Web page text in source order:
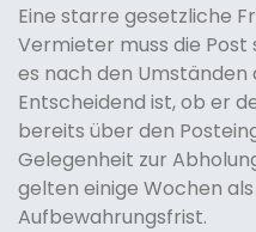
Eine starre gesetzliche
Vermieter muss die
es nach den Umständen
Entscheidend ist, ob er
bereits über den
Gelegenheit zur
gelten einige Wochen
Aufbewahrungsfrist.